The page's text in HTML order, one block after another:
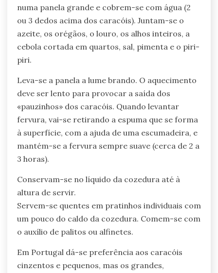
numa panela grande e cobrem-se com água (2
ou 3 dedos acima dos caracóis). Juntam-se o
azeite, os orégãos, o louro, os alhos inteiros, a
cebola cortada em quartos, sal, pimenta e o piri-
piri.
Leva-se a panela a lume brando. O aquecimento
deve ser lento para provocar a saída dos
«pauzinhos» dos caracóis. Quando levantar
fervura, vai-se retirando a espuma que se forma
à superfície, com a ajuda de uma escumadeira, e
mantém-se a fervura sempre suave (cerca de 2 a
3 horas).
Conservam-se no líquido da cozedura até à
altura de servir.
Servem-se quentes em pratinhos individuais com
um pouco do caldo da cozedura. Comem-se com
o auxílio de palitos ou alfinetes.
Em Portugal dá-se preferência aos caracóis
cinzentos e pequenos, mas os grandes,